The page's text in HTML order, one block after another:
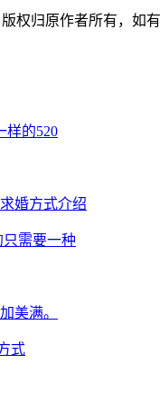
权归原作者所有，如有
样的520
婚方式介绍
需要一种
美满。
式